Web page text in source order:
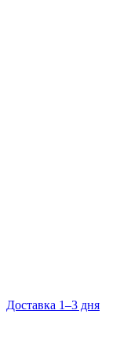
Доставка 1–3 дня